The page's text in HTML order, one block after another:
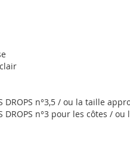
DROPS n°3,5 / ou la taille
DROPS n°3 pour les côtes /